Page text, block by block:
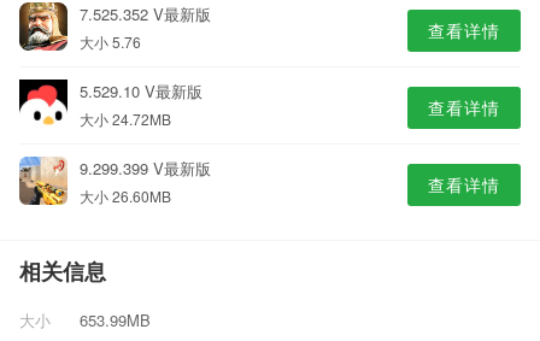
7.525.352 V最新版
大小 5.76 查看详情
5.529.10 V最新版
大小 24.72MB 查看详情
9.299.399 V最新版
大小 26.60MB 查看详情
相关信息
大小
653.99MB